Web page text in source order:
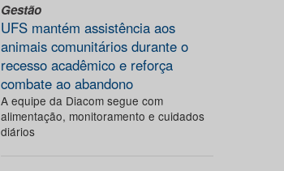
Gestão
UFS mantém assistência aos
animais comunitários durante o
recesso acadêmico e reforça
combate ao abandono
A equipe da Diacom segue com
alimentação, monitoramento e cuidados
diários